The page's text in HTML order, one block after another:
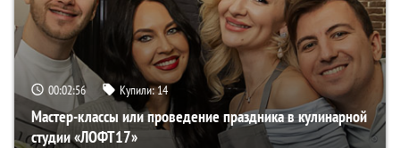
00:02:54 Купили:14
Мастер-классы или проведение праздника в кулинарной
студии «ЛОФТ17»